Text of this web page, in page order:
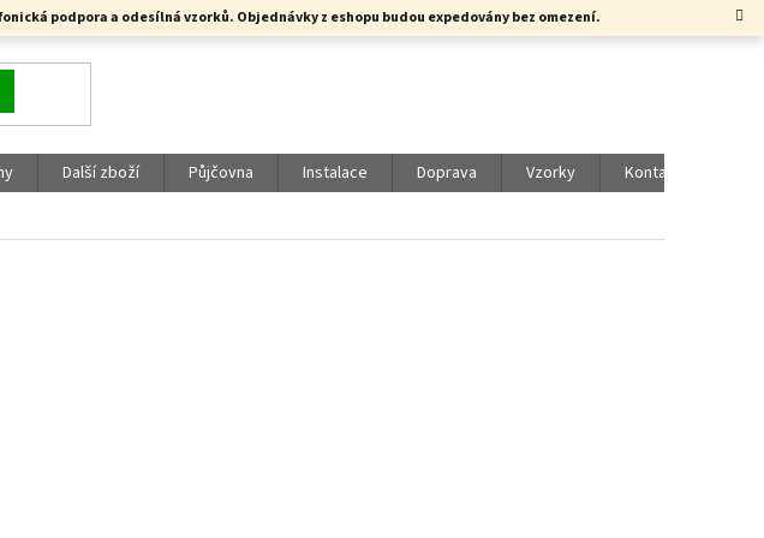
podpora a odesílná vzorků. Objednávky z eshopu budou expedovány bez omezení.
Další zboží Půjčovna Instalace Doprava Vzorky Kontakty